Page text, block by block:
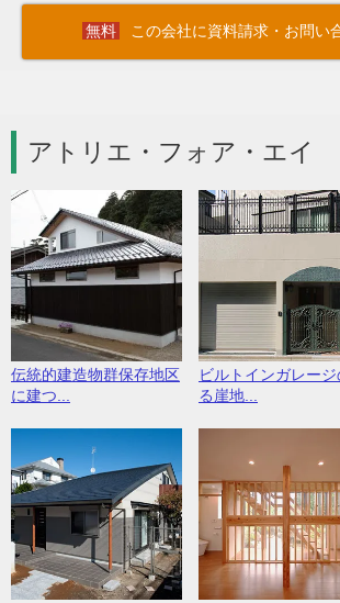
この会社に資料請求・お問い
アトリエ・フォア・エ
伝統的建造物群保存地区
に建つ...
ビルトインガレージ
る崖地...